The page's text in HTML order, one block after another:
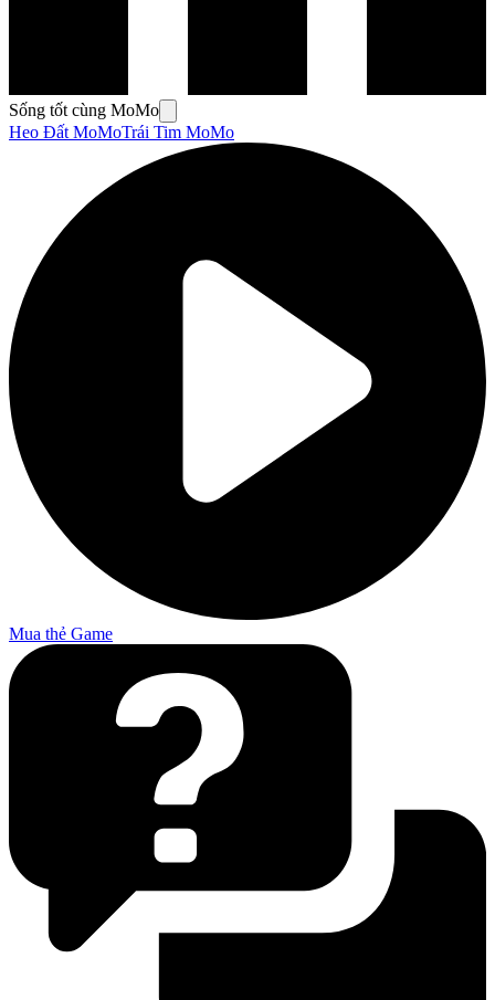
Sống tốt cùng MoMo
Heo Đất MoMoTrái Tim MoMo
Mua thẻ Game